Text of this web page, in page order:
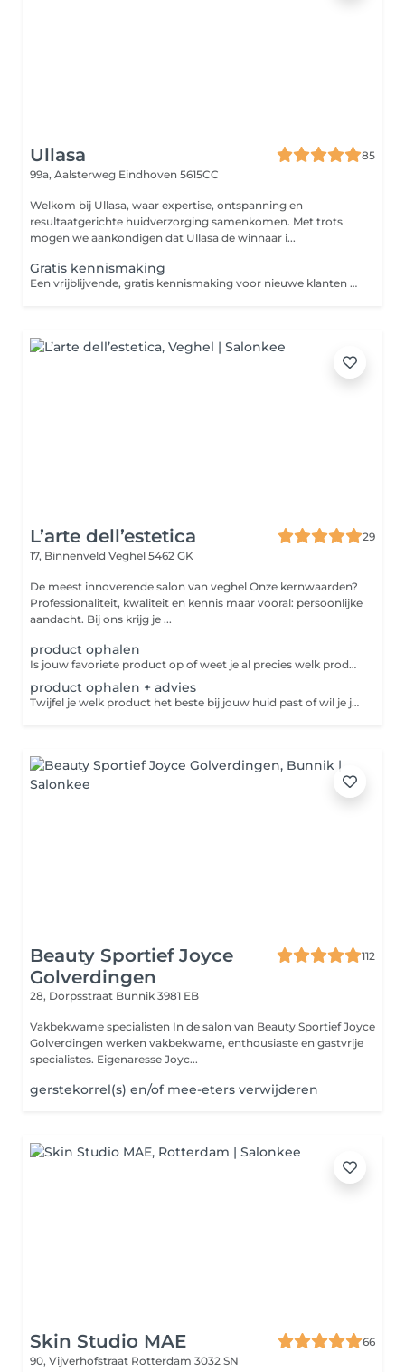
Ullasa
85
99a, Aalsterweg Eindhoven 5615CC
Welkom bij Ullasa, waar expertise, ontspanning en
resultaatgerichte huidverzorging samenkomen. Met trots
mogen we aankondigen dat Ullasa de winnaar i...
Gratis kennismaking
Een vrijblijvende, gratis kennismaking voor nieuwe klanten die eerst graag willen voelen of Ullasa bij hen past. We vertellen hoe we werken en wat je kunt verwachten. Dit is geen intake: er vindt nog geen huidanalyse of persoonlijk advies plaats. Bij een fijne match plannen we daarna de First Visit in, inclusief huidanalyse, eerste behandeling en behandelplan.
L’arte dell’estetica
29
17, Binnenveld Veghel 5462 GK
De meest innoverende salon van veghel Onze kernwaarden?
Professionaliteit, kwaliteit en kennis maar vooral: persoonlijke
aandacht. Bij ons krijg je ...
product ophalen
Is jouw favoriete product op of weet je al precies welk product je wilt aanschaffen? Boek dan deze afspraak. We leggen jouw producten voor je klaar, zodat je ze snel en gemakkelijk kunt ophalen. Ideaal als je geen advies nodig hebt en precies weet wat je zoekt.
product ophalen + advies
Twijfel je welk product het beste bij jouw huid past of wil je jouw huidverzorgingsroutine opnieuw bekijken? Boek dan deze afspraak. Tijdens een persoonlijk advies kijken we samen naar de behoeften van jouw huid en adviseren we de producten die het beste aansluiten. Zo ga je naar huis met een routine die écht bij jou past.
Beauty Sportief Joyce
Golverdingen
112
28, Dorpsstraat Bunnik 3981 EB
Vakbekwame specialisten In de salon van Beauty Sportief Joyce
Golverdingen werken vakbekwame, enthousiaste en gastvrije
specialistes. Eigenaresse Joyc...
gerstekorrel(s) en/of mee-eters verwijderen
Skin Studio MAE
66
90, Vijverhofstraat Rotterdam 3032 SN